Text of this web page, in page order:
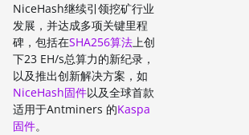
NiceHash继续引领挖矿行业
发展，并达成多项关键里程
碑，包括在SHA256算法上创
下23 EH/s总算力的新纪录，
以及推出创新解决方案，如
NiceHash固件以及全球首款
适用于Antminers 的Kaspa
固件。